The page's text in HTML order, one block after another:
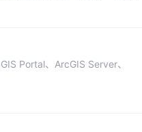
0.00010158695658901706,
Portal、ArcGIS Server、